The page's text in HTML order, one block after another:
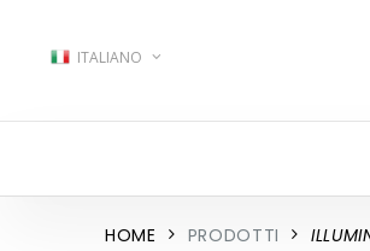
ITALIANO
HOME PRODOTTI